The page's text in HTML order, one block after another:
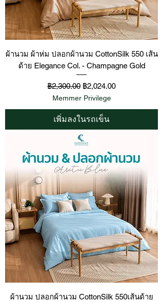
ผ้านวม ผ้าห่ม ปลอกผ้านวม CottonSilk 550 เส้น
ด้าย Elegance Col. - Champagne Gold
ราคาปกติ
฿2,300.00 ราคาขายลด
฿2,024.00
Memmer Privilege
เพิ่มลงในรถเข็น
ผ้านวม ปลอกผ้านวม CottonSilk 550เส้นด้าย